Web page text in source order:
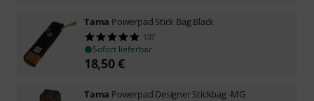
Tama Powerpad Stick Bag Black
137
Sofort lieferbar
18,50€
Tama Powerpad Designer Stickbag -MG